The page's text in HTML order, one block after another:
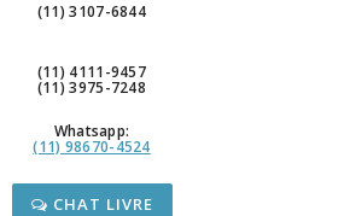
(11) 3107-6844
(11) 4111-9457
(11) 3975-7248
Whatsapp:
(11) 98670-4524
CHAT LIVRE